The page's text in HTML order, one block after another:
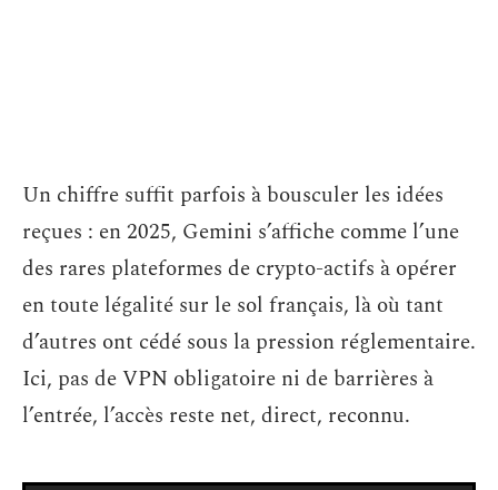
Un chiffre suffit parfois à bousculer les idées
reçues : en 2025, Gemini s’affiche comme l’une
des rares plateformes de crypto-actifs à opérer
en toute légalité sur le sol français, là où tant
d’autres ont cédé sous la pression réglementaire.
Ici, pas de VPN obligatoire ni de barrières à
l’entrée, l’accès reste net, direct, reconnu.